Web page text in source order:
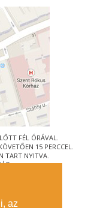
az
FÉL ÓRÁVAL.
15 PERCCEL.
TART NYITVA.